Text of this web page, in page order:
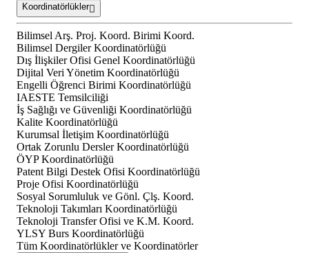
Koordinatörlükler
Bilimsel Arş. Proj. Koord. Birimi Koord.
Bilimsel Dergiler Koordinatörlüğü
Dış İlişkiler Ofisi Genel Koordinatörlüğü
Dijital Veri Yönetim Koordinatörlüğü
Engelli Öğrenci Birimi Koordinatörlüğü
IAESTE Temsilciliği
İş Sağlığı ve Güvenliği Koordinatörlüğü
Kalite Koordinatörlüğü
Kurumsal İletişim Koordinatörlüğü
Ortak Zorunlu Dersler Koordinatörlüğü
ÖYP Koordinatörlüğü
Patent Bilgi Destek Ofisi Koordinatörlüğü
Proje Ofisi Koordinatörlüğü
Sosyal Sorumluluk ve Gönl. Çlş. Koord.
Teknoloji Takımları Koordinatörlüğü
Teknoloji Transfer Ofisi ve K.M. Koord.
YLSY Burs Koordinatörlüğü
Tüm Koordinatörlükler ve Koordinatörler